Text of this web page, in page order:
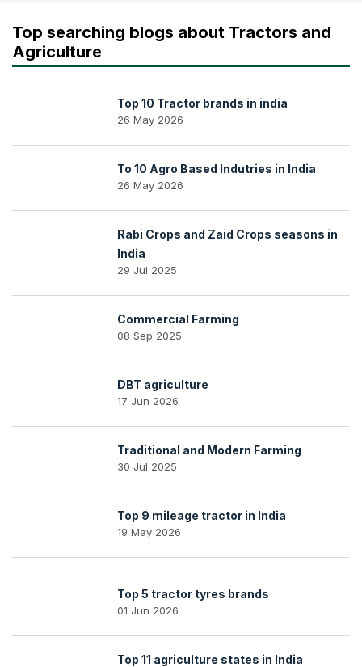
Top searching blogs about Tractors and
Agriculture
Top 10 Tractor brands in india
26 May 2026
To 10 Agro Based Indutries in India
26 May 2026
Rabi Crops and Zaid Crops seasons in
India
29 Jul 2025
Commercial Farming
08 Sep 2025
DBT agriculture
17 Jun 2026
Traditional and Modern Farming
30 Jul 2025
Top 9 mileage tractor in India
19 May 2026
Top 5 tractor tyres brands
01 Jun 2026
Top 11 agriculture states in India